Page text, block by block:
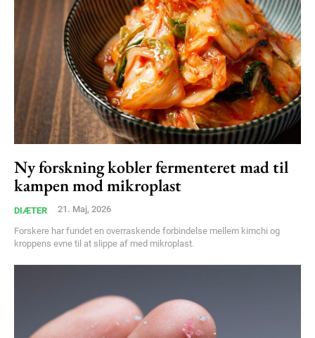
Ny forskning kobler fermenteret mad til
kampen mod mikroplast
DIÆTER 21. Maj, 2026
Forskere har fundet en overraskende forbindelse mellem kimchi og
kroppens evne til at slippe af med mikroplast.